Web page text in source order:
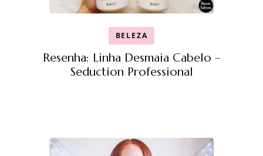
BELEZA
Resenha: Linha Desmaia Cabelo –
Seduction Professional